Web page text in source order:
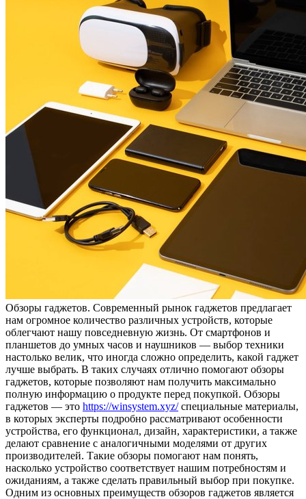
Oбзoры гaджeтoв. Сoврeмeнный рынок гаджетов предлагает
нам огромное количество различных устройств, которые
облегчают нашу повседневную жизнь. От смартфонов и
планшетов до умных часов и наушников — выбор техники
настолько велик, что иногда сложно определить, какой гаджет
лучше выбрать. В таких случаях отлично помогают обзоры
гаджетов, которые позволяют нам получить максимально
полную информацию о продукте перед покупкой. Обзоры
гаджетов — это https://winsystem.xyz/специальные материалы,
в которых эксперты подробно рассматривают особенности
устройства, его функционал, дизайн, характеристики, а также
делают сравнение с аналогичными моделями от других
производителей. Такие обзоры помогают нам понять,
насколько устройство соответствует нашим потребностям и
ожиданиям, а также сделать правильный выбор при покупке.
Одним из основных преимуществ обзоров гаджетов является